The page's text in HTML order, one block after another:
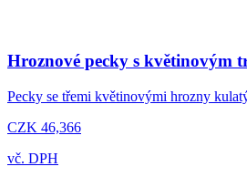
Hroznové pecky s květinovým
Pecky se třemi květinovými hrozny
CZK 46,366
vč. DPH